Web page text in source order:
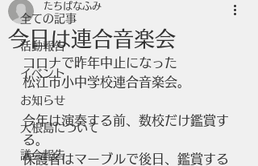
全ての記事
活動報告
イベント
お知らせ
大根島について
議会報告
今日は連合音楽会
たちばなふみ
コロナで昨年中止になった
松江市小中学校連合音楽会。
今年は演奏する前、数校だけ鑑賞す
る。
保護者はマーブルで後日、鑑賞する